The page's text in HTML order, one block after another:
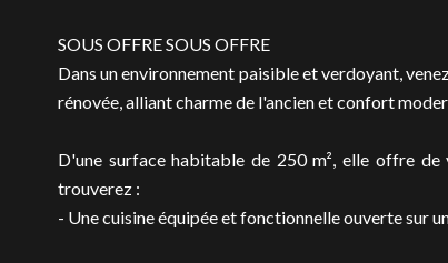
SOUS OFFRE SOUS OFFRE
Dans un environnement paisible et verdoyant,
rénovée, alliant charme de l'ancien et confort
D'une surface habitable de 250 m², elle offre
trouverez :
- Une cuisine équipée et fonctionnelle ouverte sur